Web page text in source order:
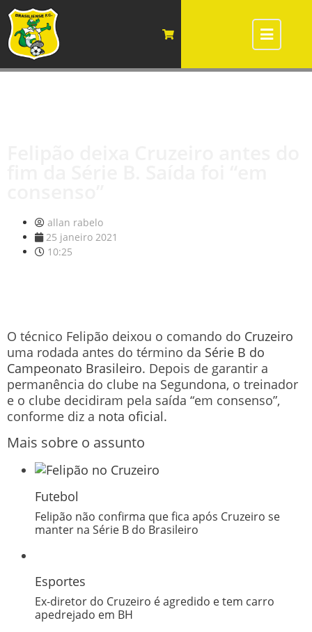
allan rabelo
25 janeiro 2021
10:25
O técnico Felipão deixou o comando do Cruzeiro
uma rodada antes do término da Série B do
Campeonato Brasileiro. Depois de garantir a
permanência do clube na Segundona, o treinador
e o clube decidiram pela saída “em consenso”,
conforme diz a nota oficial.
Mais sobre o assunto
Futebol
Felipão não confirma que fica após Cruzeiro se
manter na Série B do Brasileiro
Esportes
Ex-diretor do Cruzeiro é agredido e tem carro
apedrejado em BH